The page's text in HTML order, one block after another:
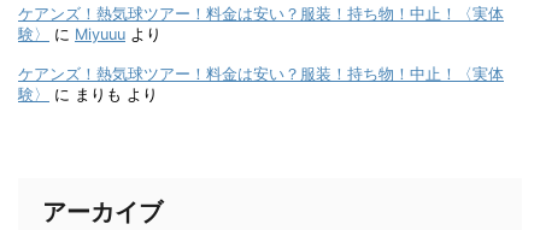
ケアンズ！熱気球ツアー！料金は安い？服装！持ち物！中止！〈実体
験〉
に Miyuuu より
ケアンズ！熱気球ツアー！料金は安い？服装！持ち物！中止！〈実体
験〉
に まりも より
アーカイブ